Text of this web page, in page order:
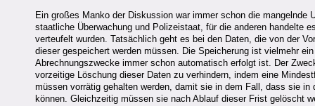
Ein großes Manko der Diskussion war immer schon die
staatliche Überwachung und Polizeistaat, für die anderen handelte
verteufelt wurden. Tatsächlich geht es bei den Daten, die von der
dieser gespeichert werden müssen. Die Speicherung ist vielmehr
Abrechnungszwecke immer schon automatisch erfolgt ist. Der
vorzeitige Löschung dieser Daten zu verhindern, indem eine
müssen vorrätig gehalten werden, damit sie in dem Fall, dass sie
können. Gleichzeitig müssen sie nach Ablauf dieser Frist gelöscht